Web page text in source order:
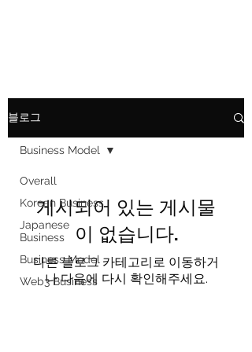
블로그
Overall
Korean Business
Japanese
Business
Business Model
Web3 Business
Business Model
게시되어 있는 게시물
이 없습니다.
다른 블로그 카테고리로 이동하거
나 다음에 다시 확인해주세요.